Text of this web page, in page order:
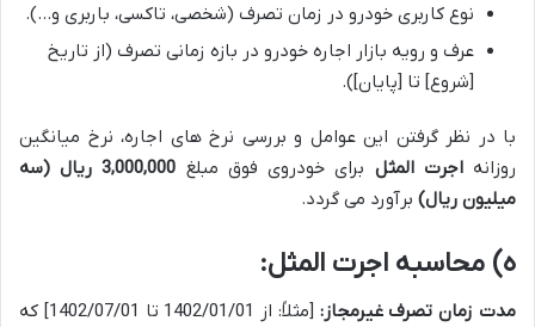
نوع کاربری خودرو در زمان تصرف (شخصی، تاکسی، باربری و…).
عرف و رویه بازار اجاره خودرو در بازه زمانی تصرف (از تاریخ
[شروع] تا [پایان]).
با در نظر گرفتن این عوامل و بررسی نرخ های اجاره، نرخ میانگین
روزانهاجرت المثل برای خودروی فوق مبلغ
3,000,000 ریال (سه
میلیون ریال) برآورد می گردد.
ه) محاسبه اجرت المثل:
مدت زمان تصرف غیرمجاز:
[مثلاً: از 1402/01/01 تا 1402/07/01] که